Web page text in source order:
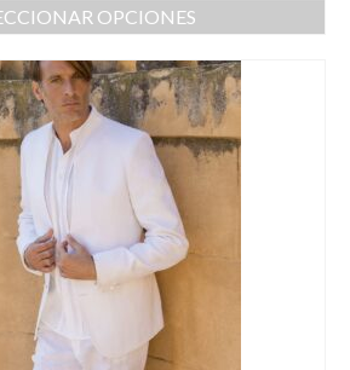
Ceremonia
Ceremonia
OPCIONES